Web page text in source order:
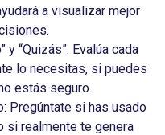
a visualizar mejor
y “Quizás”: Evalúa cada
lo necesitas, si puedes
estás seguro.
Pregúntate si has usado
si realmente te genera